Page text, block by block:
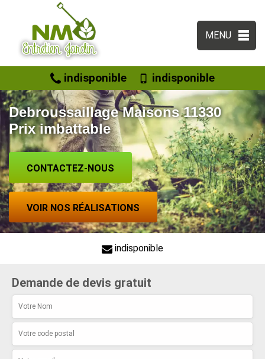
MENU
indisponible indisponible
Debroussaillage Maisons 11330
Prix imbattable
CONTACTEZ-NOUS
VOIR NOS RÉALISATIONS
indisponible
Demande de devis gratuit